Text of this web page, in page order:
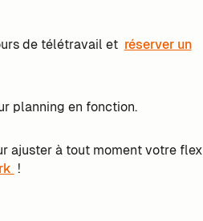
de télétravail et réserver un
planning en fonction.
ajuster à tout moment votre flex
!